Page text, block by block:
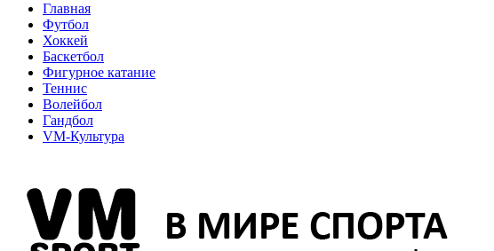
Главная
Футбол
Хоккей
Баскетбол
Фигурное катание
Теннис
Волейбол
Гандбол
VM-Культура